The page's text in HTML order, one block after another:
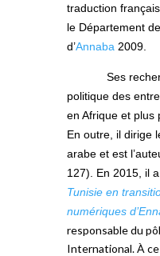
traduction
le Département
d’Annaba 2009.
Ses
politique des
en Afrique et plus
En outre, il dirige
arabe et est
127). En 2015, il
Tunisie en
numériques
responsable du
International. À